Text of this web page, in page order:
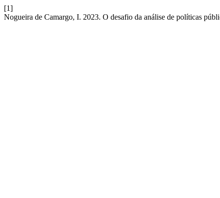
[1]
Nogueira de Camargo, I. 2023. O desafio da análise de políticas